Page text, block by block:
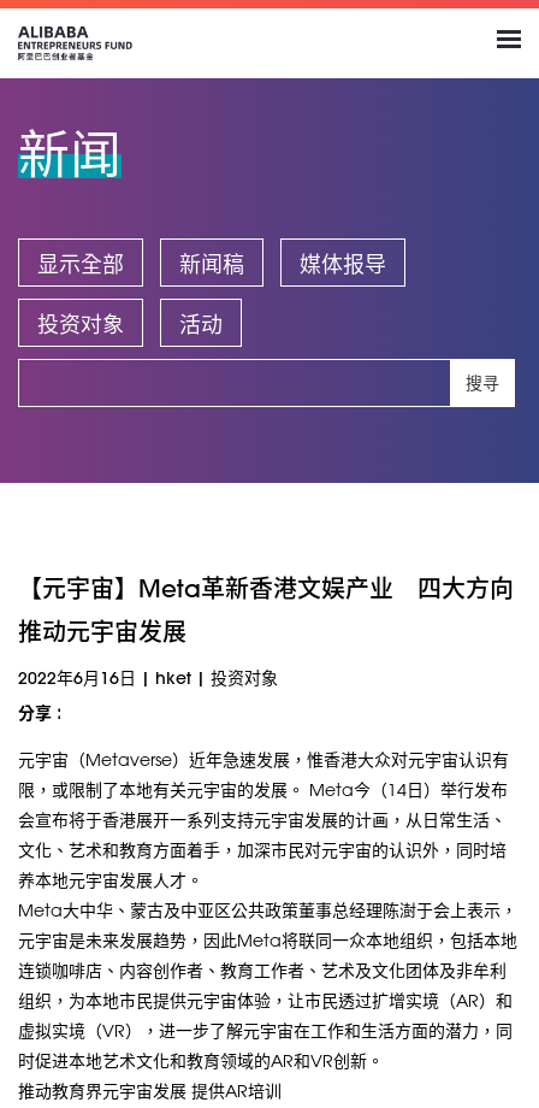
新闻
显示全部 新闻稿 媒体报导
投资对象 活动
搜寻
【元宇宙】Meta革新香港文娱产业 四大方向
推动元宇宙发展
2022年6月16日 | hket | 投资对象
分享 :
元宇宙（Metaverse）近年急速发展，惟香港大众对元宇宙认识有
限，或限制了本地有关元宇宙的发展。 Meta今（14日）举行发布
会宣布将于香港展开一系列支持元宇宙发展的计画，从日常生活、
文化、艺术和教育方面着手，加深市民对元宇宙的认识外，同时培
养本地元宇宙发展人才。
Meta大中华、蒙古及中亚区公共政策董事总经理陈澍于会上表示，
元宇宙是未来发展趋势，因此Meta将联同一众本地组织，包括本地
连锁咖啡店、内容创作者、教育工作者、艺术及文化团体及非牟利
组织，为本地市民提供元宇宙体验，让市民透过扩增实境（AR）和
虚拟实境（VR），进一步了解元宇宙在工作和生活方面的潜力，同
时促进本地艺术文化和教育领域的AR和VR创新。
推动教育界元宇宙发展 提供AR培训